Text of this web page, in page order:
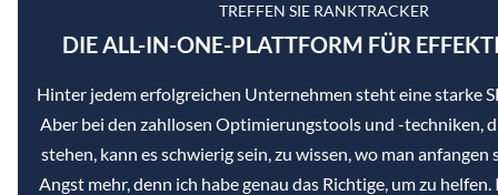
TREFFEN SIE RANKTRACKER
DIE ALL-IN-ONE-PLATTFORM FÜR
Hinter jedem erfolgreichen Unternehmen steht eine starke
Aber bei den zahllosen Optimierungstools und -techniken,
stehen, kann es schwierig sein, zu wissen, wo man anfangen
Angst mehr, denn ich habe genau das Richtige, um zu